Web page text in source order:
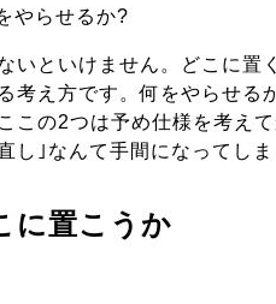
やらせるか?
いといけません。どこに置
考え方です。何をやらせる
この2つは予め仕様を考え
し｣なんて手間になってし
に置こうか